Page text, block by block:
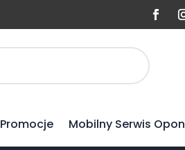
Promocje Mobilny Serwis Opon